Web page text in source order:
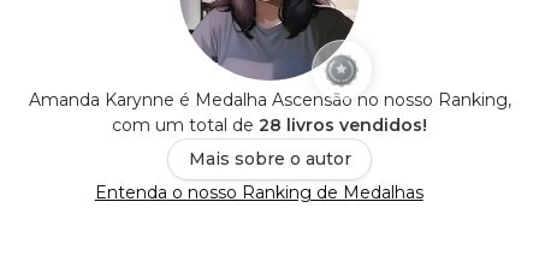
Amanda Karynne é Medalha Ascensão no nosso Ranking,
com um total de 28 livros vendidos!
Mais sobre o autor
Entenda o nosso Ranking de Medalhas